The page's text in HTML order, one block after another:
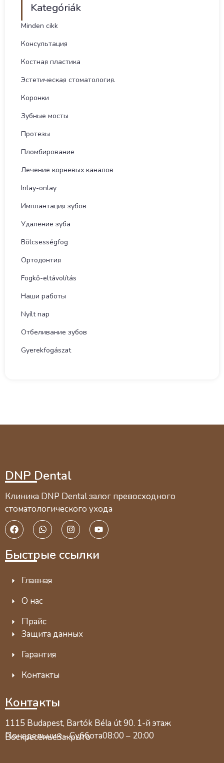
Kategóriák
Minden cikk
Консультация
Костная пластика
Эстетическая стоматология.
Коронки
Зубные мосты
Протезы
Пломбирование
Лечение корневых каналов
Inlay-onlay
Имплантация зубов
Удаление зуба
Bölcsességfog
Ортодонтия
Fogkő-eltávolítás
Наши работы
Nyílt nap
Отбеливание зубов
Gyerekfogászat
DNP Dental
Клиника DNP Dental залог превосходного
стоматологического ухода
Быстрые ссылки
Главная
О нас
Прайс
Защита данных
Гарантия
Контакты
Контакты
1115 Budapest, Bartók Béla út 90. 1-й этаж
Понедельник – Суббота08:00 – 20:00
ВоскресеньеЗакрыто